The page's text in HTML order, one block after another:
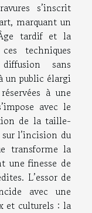
s’inscrit
marquant un
tardif et la
techniques
sans
un public élargi
à une
avec le
de la taille-
l’incision du
transforme la
une finesse de
L’essor de
avec une
et culturels : la